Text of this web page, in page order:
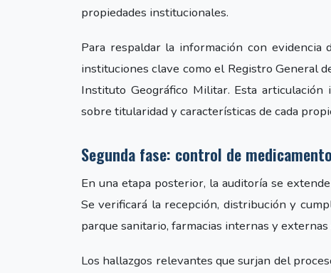
propiedades institucionales.
Para respaldar la información con evidencia
instituciones clave como el Registro General
Instituto Geográfico Militar. Esta
sobre titularidad y características de cada
Segunda fase: control de
En una etapa posterior, la auditoría se
Se verificará la recepción, distribución y
parque sanitario, farmacias internas y externas
Los hallazgos relevantes que surjan del